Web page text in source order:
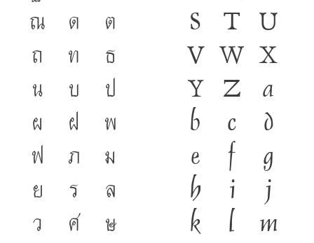
ณ
ด
ต
ถ
ท
ธ
น
บ
ป
ผ
ฝ
พ
ฟ
ภ
ม
ย
ร
ล
ว
ศ
ษ
S
T U
V W X
Y Z
a
b
c
d
e
f
g
h
i
j
k
l
m